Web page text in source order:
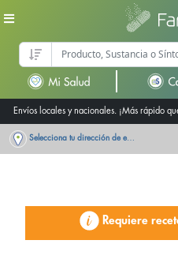
Envíos locales y nacionales. ¡Más rápido
Selecciona tu dirección de entrega
Requiere